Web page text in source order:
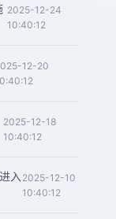
2025-12-24
10:40:12
12-20
2025-12-18
10:40:12
入 2025-12-10
10:40:12